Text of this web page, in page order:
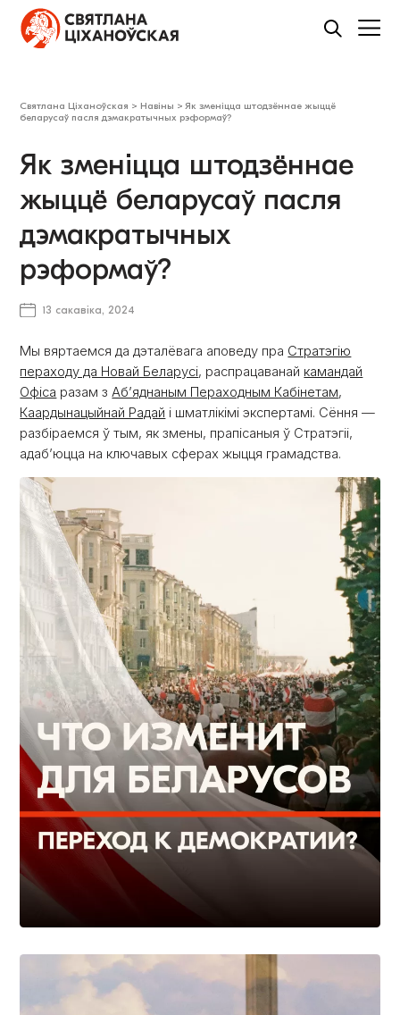
Святлана Ціханоўская > Навіны >Як зменіцца штодзённае жыццё
беларусаў пасля дэмакратычных рэформаў?
Як зменіцца штодзённае
жыццё беларусаў пасля
дэмакратычных
рэформаў?
13 сакавіка, 2024
Мы вяртаемся да дэталёвага аповеду пра Стратэгію
пераходу да Новай Беларусі, распрацаванай камандай
Офіса разам зАб’яднаным Пераходным Кабінетам,
Каардынацыйнай Радай і шматлікімі экспертамі. Сёння —
разбіраемся ў тым, як змены, прапісаныя ў Стратэгіі,
адаб’юцца на ключавых сферах жыцця грамадства.